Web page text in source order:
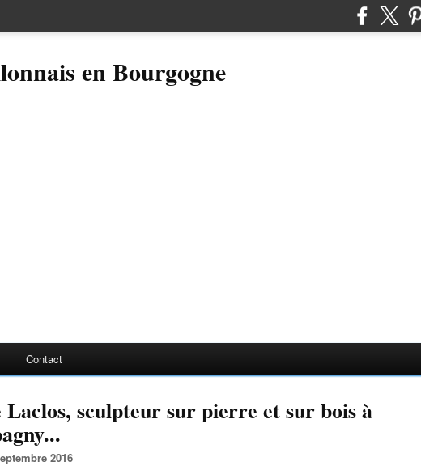
en Bourgogne
Contact
sculpteur sur pierre et sur bois à
2016